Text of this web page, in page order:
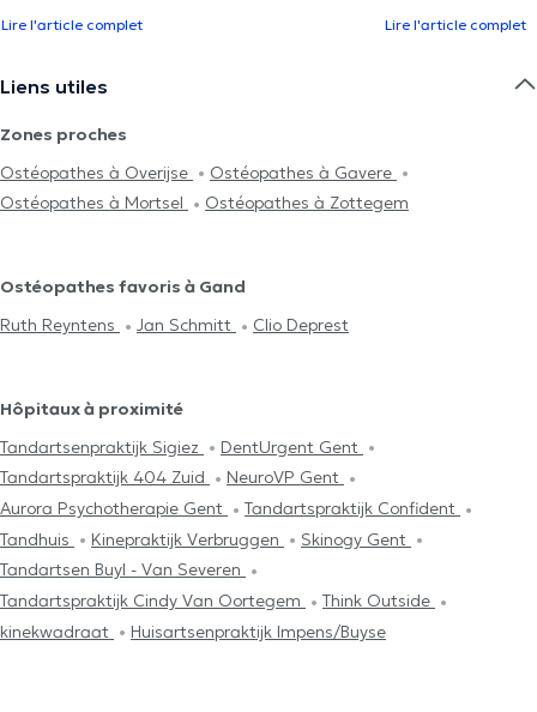
Lire l'article complet Lire l'article complet
Liens utiles
Zones proches
Ostéopathes à Overijse
Ostéopathes à Gavere
Ostéopathes à Mortsel
Ostéopathes à Zottegem
Ostéopathes favoris à Gand
Ruth Reyntens
Jan Schmitt Clio Deprest
Hôpitaux à proximité
Tandartsenpraktijk Sigiez
DentUrgent Gent
Tandartspraktijk 404 Zuid
NeuroVP Gent
Aurora Psychotherapie Gent
Tandartspraktijk Confident
Tandhuis
Kinepraktijk Verbruggen
Skinogy Gent
Tandartsen Buyl - Van Severen
Tandartspraktijk Cindy Van Oortegem
Think Outside
kinekwadraat
Huisartsenpraktijk Impens/Buyse